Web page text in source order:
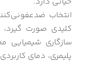
انتخاب
کلیدی صورت
سازگاری شیمیایی
پلیمری، دمای